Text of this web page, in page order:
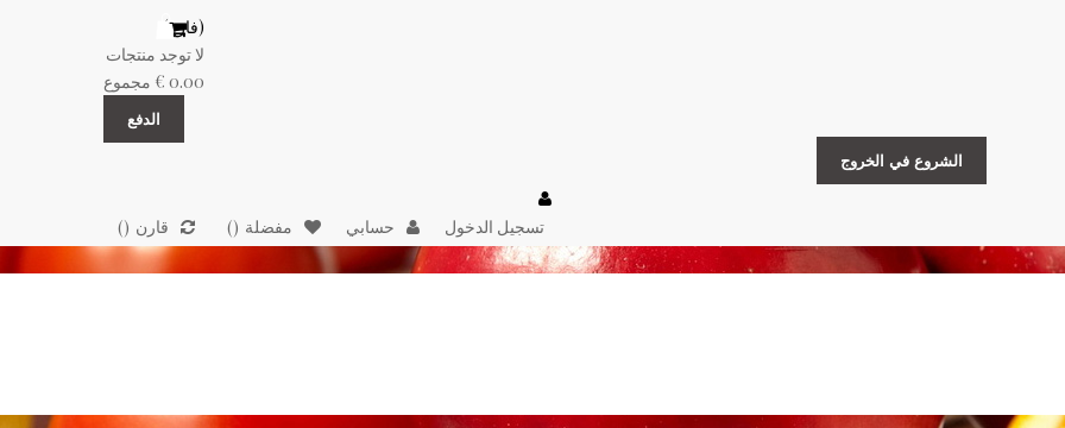
(فارغ)
لا توجد منتجات
0.00 €
مجموع
الدفع
الشروع في الخروج
تسجيل الدخول حسابي مفضلة قارن